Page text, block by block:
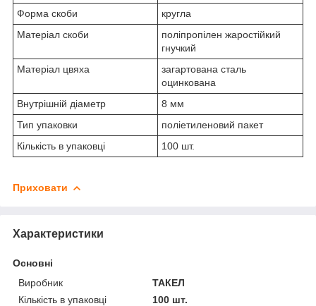
Форма скоби
кругла
Матеріал скоби
поліпропілен жаростійкий
гнучкий
Матеріал цвяха
загартована сталь
оцинкована
Внутрішній діаметр
8 мм
Тип упаковки
поліетиленовий пакет
Кількість в упаковці
100 шт.
Приховати
Характеристики
Основні
Виробник
ТАКЕЛ
Кількість в упаковці
100 шт.